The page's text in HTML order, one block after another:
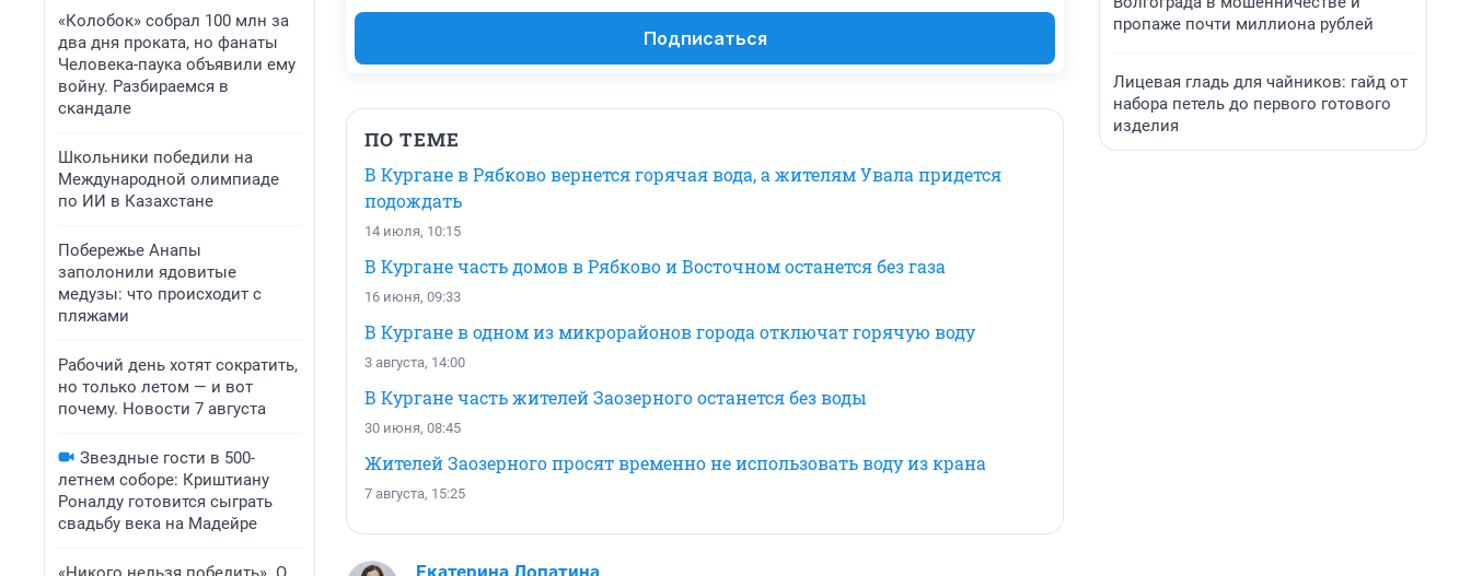
«Колобок» собрал 100 млн за
два дня проката, но фанаты
Человека-паука объявили ему
войну. Разбираемся в
скандале
Школьники победили на
Международной олимпиаде
по ИИ в Казахстане
Побережье Анапы
заполонили ядовитые
медузы: что происходит с
пляжами
Рабочий день хотят сократить,
но только летом — и вот
почему. Новости 7 августа
Звездные гости в 500-
летнем соборе: Криштиану
Роналду готовится сыграть
свадьбу века на Мадейре
Подписаться
ПО ТЕМЕ
В Кургане в Рябково вернется горячая вода, а жителям Увала придется
подождать
14 июля, 10:15
В Кургане часть домов в Рябково и Восточном останется без газа
16 июня, 09:33
В Кургане в одном из микрорайонов города отключат горячую воду
3 августа, 14:00
В Кургане часть жителей Заозерного останется без воды
30 июня, 08:45
Жителей Заозерного просят временно не использовать воду из крана
7 августа, 15:25
пропаже почти миллиона рублей
Лицевая гладь для чайников: гайд от
набора петель до первого готового
изделия